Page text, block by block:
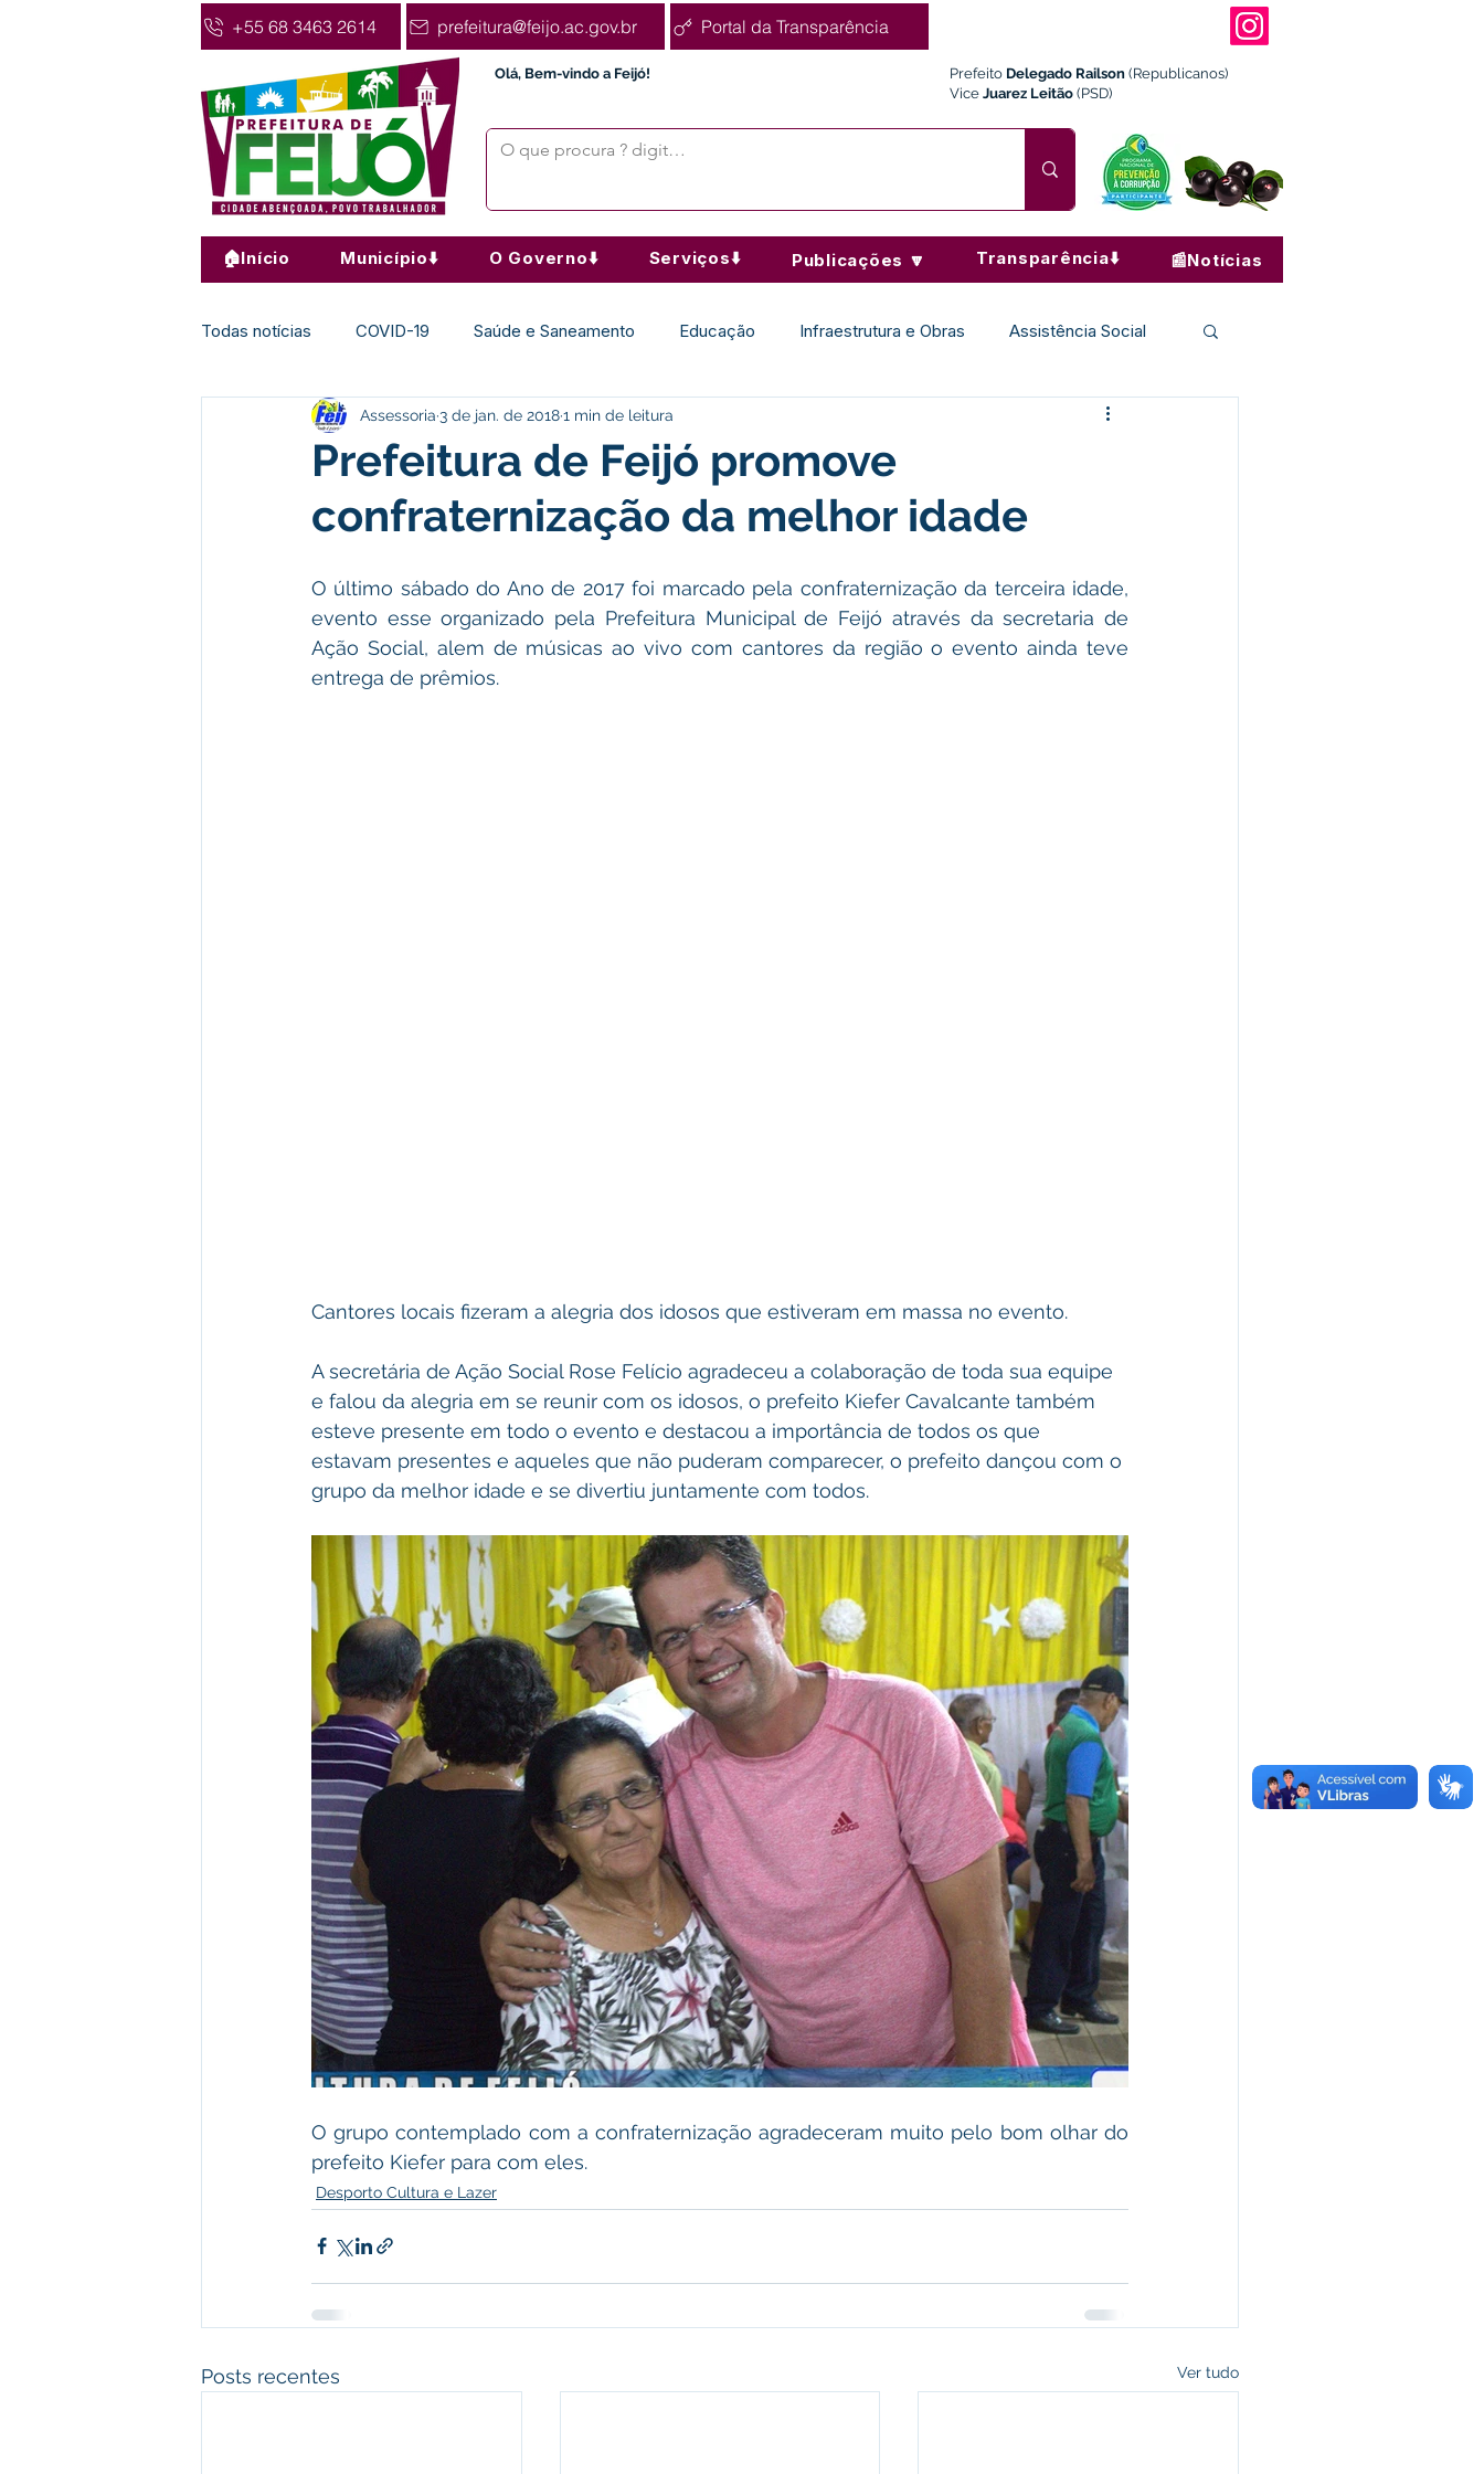
+55 68 3463 2614 prefeitura@feijo.ac.gov.br Portal da Transparência
Olá, Bem-vindo a Feijó! Prefeito Delegado Railson (Republicanos)
Vice Juarez Leitão (PSD)
🏠Início Município⬇️ O Governo⬇️ Serviços⬇️ Publicações 🔽 Transparência⬇️ 📰Notícias
Todas notícias COVID-19 Saúde e Saneamento Educação Infraestrutura e Obras Assistência Social
Agricultura Nota de Pesar Desporto Cultura e Lazer Institucional e Governo
Meio Ambiente e Turismo Datas Comemorativas Campanhas Vacinômetro Comunicado
Convênios e Parcerias Dengue Informativo e Convite Emenda Parlamentar Defesa Civil
Nota de Esclarecimento Comunidade
Prefeitura de Feijó promove
confraternização da melhor idade
Assessoria 3 de jan. de 20181 min de leitura
O último sábado do Ano de 2017 foi marcado pela confraternização da terceira idade,
evento esse organizado pela Prefeitura Municipal de Feijó através da secretaria de
Ação Social, alem de músicas ao vivo com cantores da região o evento ainda teve
entrega de prêmios.
Cantores locais fizeram a alegria dos idosos que estiveram em massa no evento.
A secretária de Ação Social Rose Felício agradeceu a colaboração de toda sua equipe
e falou da alegria em se reunir com os idosos, o prefeito Kiefer Cavalcante também
esteve presente em todo o evento e destacou a importância de todos os que
estavam presentes e aqueles que não puderam comparecer, o prefeito dançou com o
grupo da melhor idade e se divertiu juntamente com todos.
O grupo contemplado com a confraternização agradeceram muito pelo bom olhar do
prefeito Kiefer para com eles.
Desporto Cultura e Lazer
Posts recentes Ver tudo